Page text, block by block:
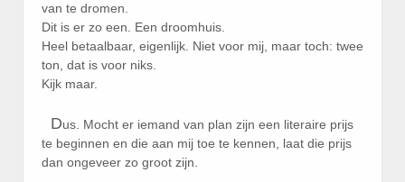
van te dromen.
Dit is er zo een. Een droomhuis.
Heel betaalbaar, eigenlijk. Niet voor mij, maar toch: twee
ton, dat is voor niks.
Kijk maar.
Dus. Mocht er iemand van plan zijn een literaire prijs
te beginnen en die aan mij toe te kennen, laat die prijs
dan ongeveer zo groot zijn.